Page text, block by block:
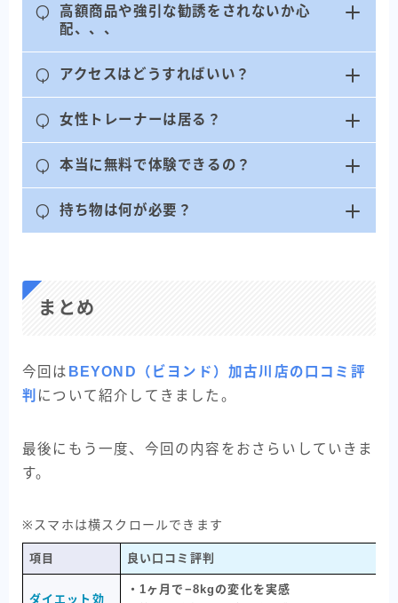
Q
高額商品や強引な勧誘をされないか心
配、、、
Q アクセスはどうすればいい？
Q 女性トレーナーは居る？
Q 本当に無料で体験できるの？
Q 持ち物は何が必要？
まとめ
今回は BEYOND（ビヨンド）加古川店の口コミ評
判 について紹介してきました。
最後にもう一度、今回の内容をおさらいしていきま
す。
※スマホは横スクロールできます
項目 良い口コミ評判
ダイエット効
・1ヶ月で−8kgの変化を実感
BEYOND
無料カウンセリングを申し込む